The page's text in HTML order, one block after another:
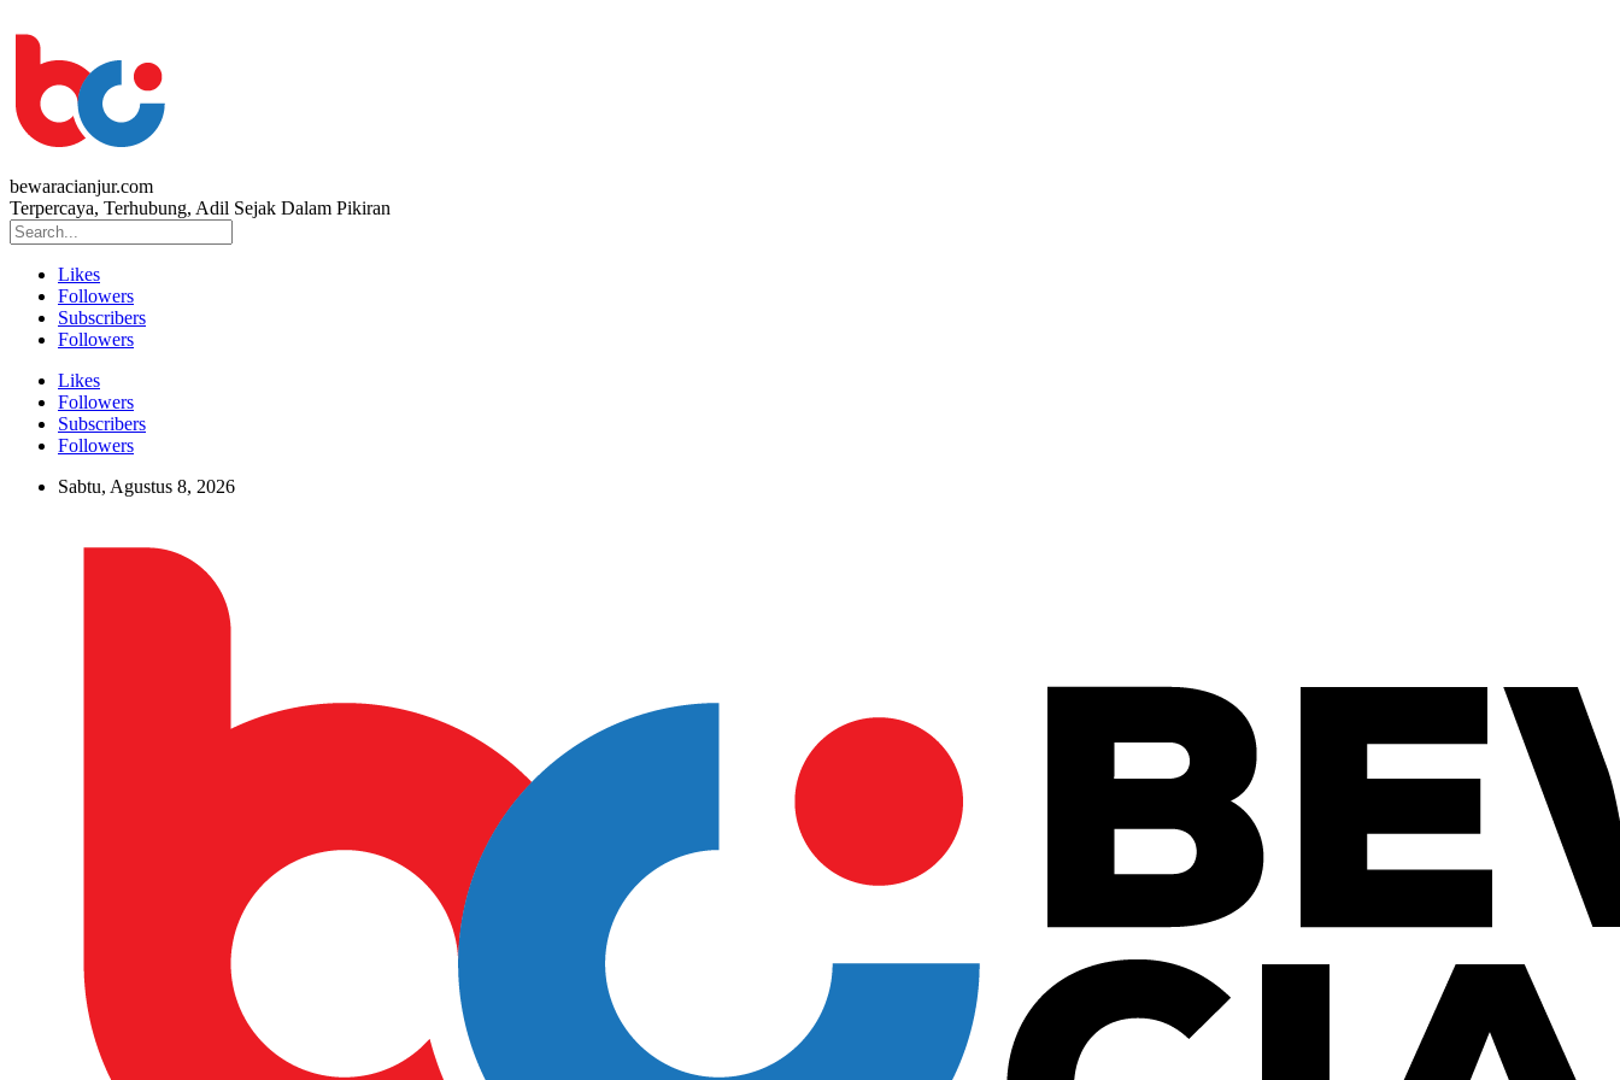
bewaracianjur.com
Terpercaya, Terhubung, Adil Sejak Dalam Pikiran
Likes
Followers
Subscribers
Followers
Likes
Followers
Subscribers
Followers
Sabtu, Agustus 8, 2026